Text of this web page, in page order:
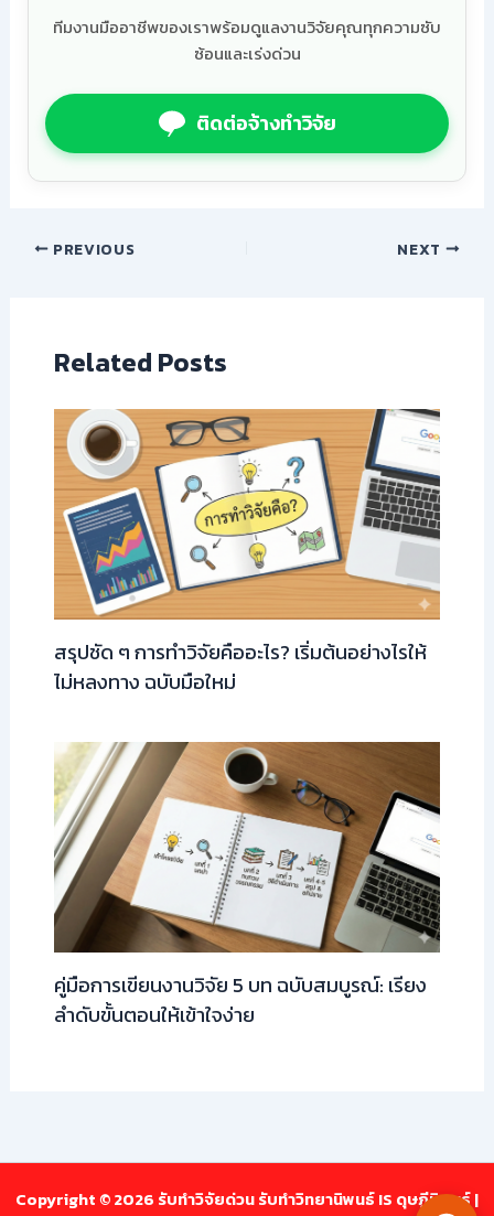
ทีมงานมืออาชีพของเราพร้อมดูแลงานวิจัยคุณทุกความซับ
ซ้อนและเร่งด่วน
ติดต่อจ้างทำวิจัย
PREVIOUS NEXT
Related Posts
สรุปชัด ๆ การทำวิจัยคืออะไร? เริ่มต้นอย่างไรให้
ไม่หลงทาง ฉบับมือใหม่
คู่มือการเขียนงานวิจัย 5 บท ฉบับสมบูรณ์: เรียง
ลำดับขั้นตอนให้เข้าใจง่าย
Copyright © 2026 รับทำวิจัยด่วน รับทำวิทยานิพนธ์ IS ดุษฎีนิพนธ์ |